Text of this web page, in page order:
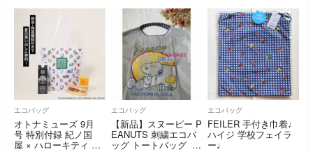
エコバッグ エコバッ
グ 紙袋柄
エコバッグ
オトナミューズ 9月
号 特別付録 紀ノ国
屋 × ハローキティ ジ
エコバッグ
【新品】スヌーピー P
EANUTS 刺繍エコバ
ッグ トートバッグ ラ
エコバッグ
FEILER 手付き巾着♩
ハイジ 学校フェイラ
ー♩